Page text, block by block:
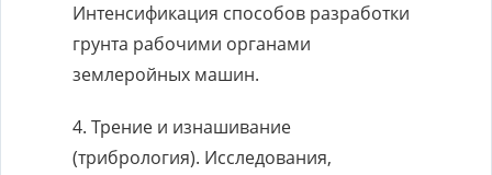
Интенсификация способов разработки
грунта рабочими органами
землеройных машин.
4. Трение и изнашивание
(трибрология). Исследования,